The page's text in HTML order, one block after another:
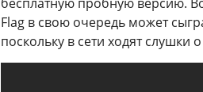
Flag в свою очередь может
поскольку в сети ходят слушки